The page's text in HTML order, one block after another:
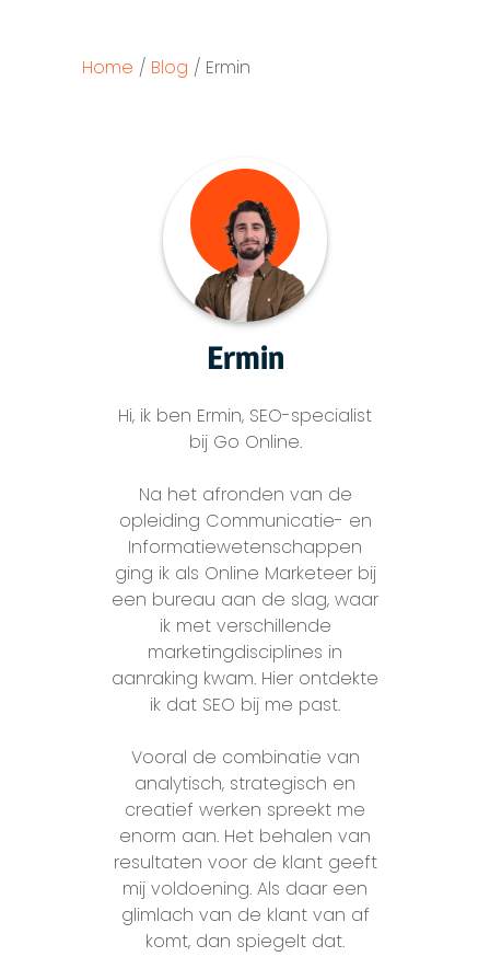
Home / Blog / Ermin
Ermin
Hi, ik ben Ermin, SEO-specialist
bij Go Online.
Na het afronden van de
opleiding Communicatie- en
Informatiewetenschappen
ging ik als Online Marketeer bij
een bureau aan de slag, waar
ik met verschillende
marketingdisciplines in
aanraking kwam. Hier ontdekte
ik dat SEO bij me past.
Vooral de combinatie van
analytisch, strategisch en
creatief werken spreekt me
enorm aan. Het behalen van
resultaten voor de klant geeft
mij voldoening. Als daar een
glimlach van de klant van af
komt, dan spiegelt dat.